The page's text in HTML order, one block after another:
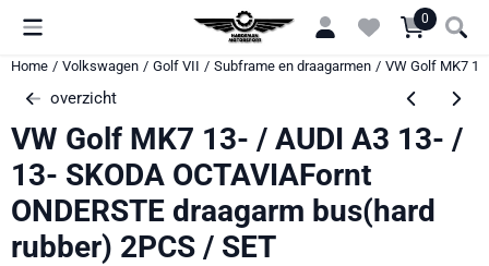
Cookievoorkeuren zijn momenteel gesloten. 0
Home / Volkswagen / Golf VII / Subframe en draagarmen / VW Golf MK7
overzicht
VW Golf MK7 13- / AUDI A3 13- /
13- SKODA OCTAVIAFornt
ONDERSTE draagarm bus(hard
rubber) 2PCS / SET